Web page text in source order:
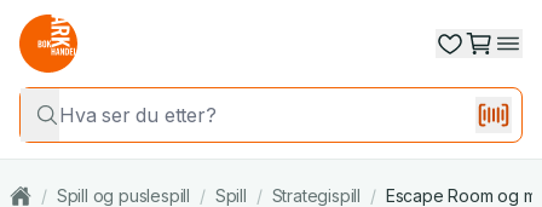
/ Spill og puslespill / Spill / Strategispill / Escape Room og